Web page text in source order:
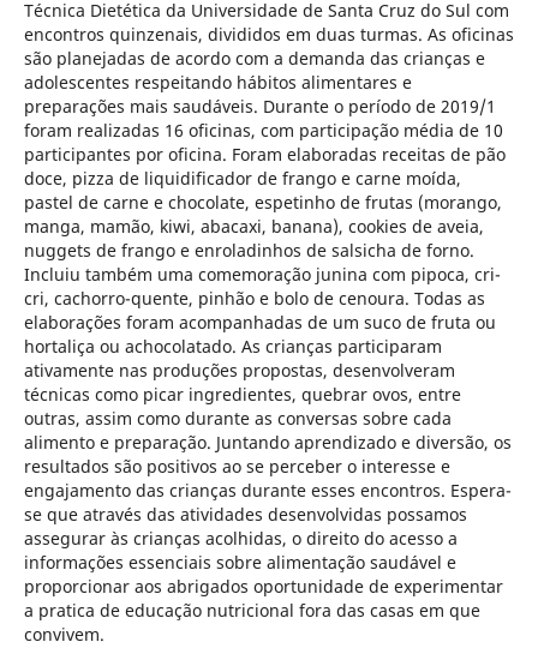
Técnica Dietética da Universidade de Santa Cruz do Sul com
encontros quinzenais, divididos em duas turmas. As oficinas
são planejadas de acordo com a demanda das crianças e
adolescentes respeitando hábitos alimentares e
preparações mais saudáveis. Durante o período de 2019/1
foram realizadas 16 oficinas, com participação média de 10
participantes por oficina. Foram elaboradas receitas de pão
doce, pizza de liquidificador de frango e carne moída,
pastel de carne e chocolate, espetinho de frutas (morango,
manga, mamão, kiwi, abacaxi, banana), cookies de aveia,
nuggets de frango e enroladinhos de salsicha de forno.
Incluiu também uma comemoração junina com pipoca, cri-
cri, cachorro-quente, pinhão e bolo de cenoura. Todas as
elaborações foram acompanhadas de um suco de fruta ou
hortaliça ou achocolatado. As crianças participaram
ativamente nas produções propostas, desenvolveram
técnicas como picar ingredientes, quebrar ovos, entre
outras, assim como durante as conversas sobre cada
alimento e preparação. Juntando aprendizado e diversão, os
resultados são positivos ao se perceber o interesse e
engajamento das crianças durante esses encontros. Espera-
se que através das atividades desenvolvidas possamos
assegurar às crianças acolhidas, o direito do acesso a
informações essenciais sobre alimentação saudável e
proporcionar aos abrigados oportunidade de experimentar
a pratica de educação nutricional fora das casas em que
convivem.